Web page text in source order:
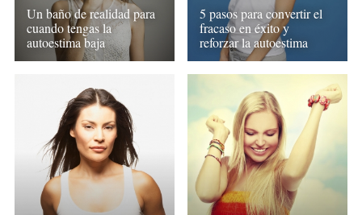
Un baño de realidad para
cuando tengas la
autoestima baja
5 pasos para convertir el
fracaso en éxito y
reforzar la autoestima